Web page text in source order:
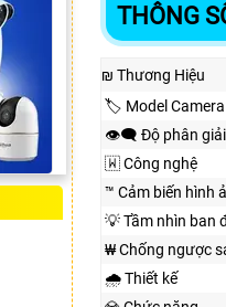
THÔNG
₪ Thương Hiệu
🏷 Model Camera
👁️‍🗨 Độ phân giải
🇼 Công nghệ
™️ Cảm biến hình
💡 Tầm nhìn ban
₩ Chống ngược
🌧️ Thiết kế